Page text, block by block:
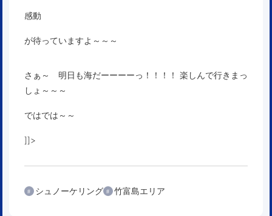
感動
が待っていますよ～～～
さぁ～ 明日も海だーーーーっ！！！！ 楽しんで行きまっ
しょ～～～
ではでは～～
]]>
シュノーケリング 竹富島エリア